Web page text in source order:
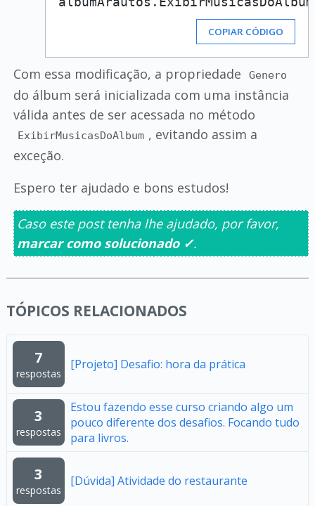
COPIAR CÓDIGO
Com essa modificação, a propriedade Genero
do álbum será inicializada com uma instância
válida antes de ser acessada no método
ExibirMusicasDoAlbum , evitando assim a
exceção.
Espero ter ajudado e bons estudos!
Caso este post tenha lhe ajudado, por favor,
marcar como solucionado ✓.
TÓPICOS RELACIONADOS
7
respostas
[Projeto] Desafio: hora da prática
3
respostas
Estou fazendo esse curso criando algo um
pouco diferente dos desafios. Focando tudo
para livros.
3
respostas
[Dúvida] Atividade do restaurante